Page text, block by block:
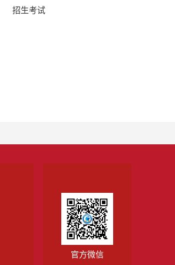
招生考试
官方微信